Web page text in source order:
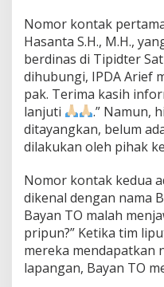
Nomor kontak
Hasanta S.H., M.H.,
berdinas di Tipidter
dihubungi, IPDA Arief
pak. Terima kasih
lanjuti
.” Namun,
ditayangkan, belum
dilakukan oleh pihak
Nomor kontak kedua
dikenal dengan nama
Bayan TO malah
pripun?” Ketika tim
mereka mendapatkan
lapangan, Bayan TO